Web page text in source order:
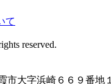
て
reserved.
大字浜崎６６９番地１